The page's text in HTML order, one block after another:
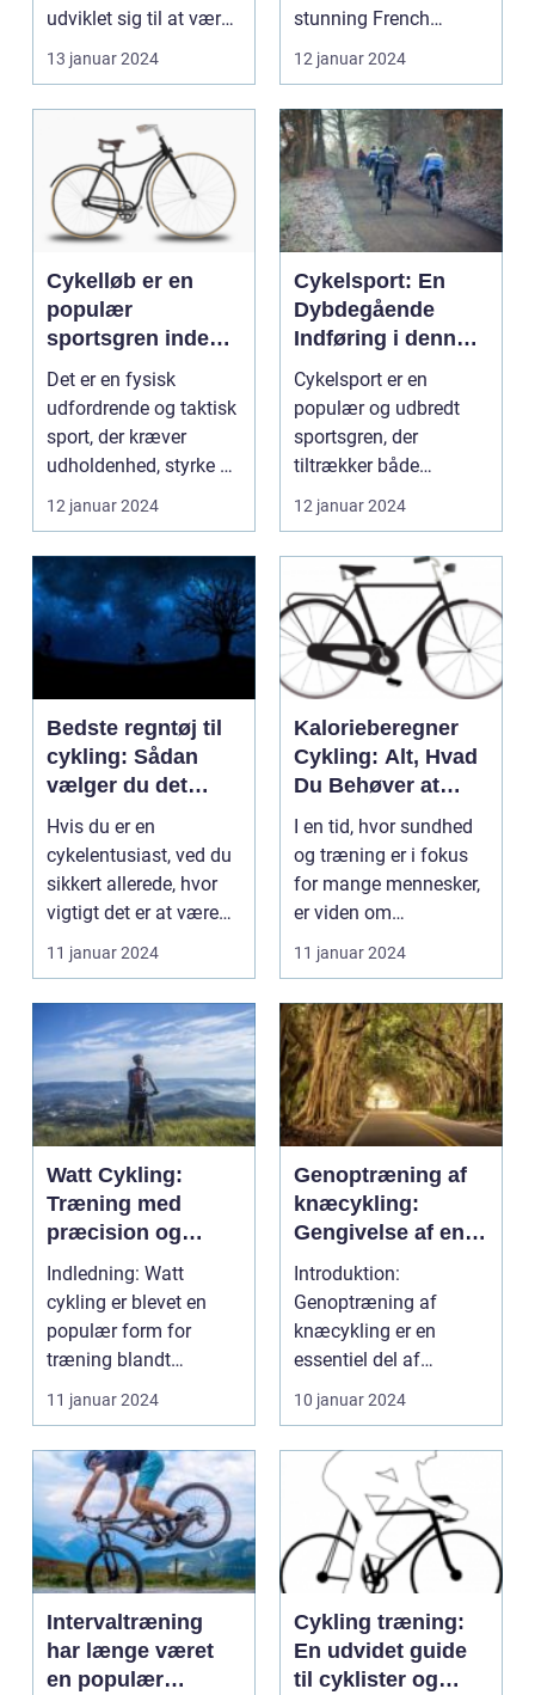
udviklet sig til at være
en af de me...
13 januar 2024
stunning French
landscapes, the To...
12 januar 2024
Cykelløb er en
populær
sportsgren inden
for vejcykling,
hvor ryttere
konkurrerer mod
hinanden på
Det er en fysisk
udfordrende og taktisk
sport, der kræver
udholdenhed, styrke og
strategisk tænkning...
12 januar 2024
Cykelsport: En
Dybdegående
Indføring i denne
Spændende
Verden
Cykelsport er en
populær og udbredt
sportsgren, der
tiltrækker både
profesionelle atleter og
motioni...
12 januar 2024
Bedste regntøj til
cykling: Sådan
vælger du det
perfekte udstyr
Hvis du er en
cykelentusiast, ved du
sikkert allerede, hvor
vigtigt det er at være
godt forberedt, n...
11 januar 2024
Kalorieberegner
Cykling: Alt, Hvad
Du Behøver at
Vide
I en tid, hvor sundhed
og træning er i fokus
for mange mennesker,
er viden om
kalorieforbrænding og
11 januar 2024
Watt Cykling:
Træning med
præcision og
effektivitet
Indledning: Watt
cykling er blevet en
populær form for
træning blandt
cykelentusiaster og
atleter ov...
11 januar 2024
Genoptræning af
knæcykling:
Gengivelse af en
stærk og stabil
bevægelse
Introduktion:
Genoptræning af
knæcykling er en
essentiel del af
rehabiliteringsprocesse
n for person...
10 januar 2024
Intervaltræning
har længe været
en populær
Cykling træning:
En udvidet guide
til cyklister og